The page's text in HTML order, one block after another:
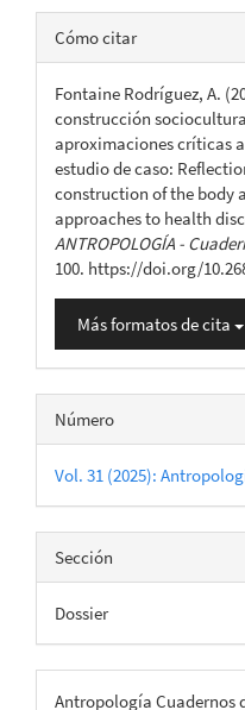
Detalles
del
artículo
Cómo citar
Fontaine Rodríguez, A.
construcción
aproximaciones críticas
estudio de caso:
construction of the body
approaches to health
ANTROPOLOGÍA -
100. https://doi.org/
Más formatos de cita
Número
Vol. 31 (2025):
Sección
Dossier
Antropología Cuadernos